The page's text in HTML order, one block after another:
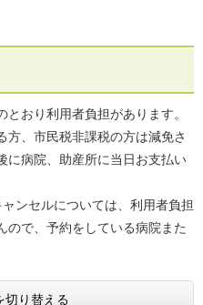
おり利用者負担があります。
方、市民税非課税の方は減免さ
に病院、助産所に当日お支払い
ンセルについては、利用者負担
ので、予約をしている病院また
切り替える